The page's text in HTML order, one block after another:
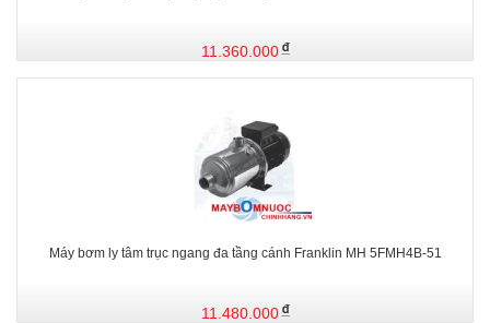
11.360.000
Máy bơm ly tâm trục ngang đa tầng cánh Franklin MH 5FMH4B-51
11.480.000